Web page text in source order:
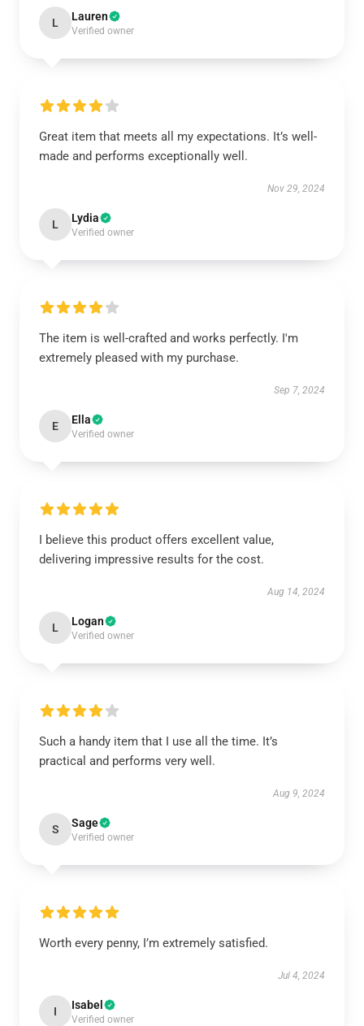
L Lauren
Verified owner
Great item that meets all my expectations. It’s well-
made and performs exceptionally well.
Nov 29, 2024
L Lydia
Verified owner
The item is well-crafted and works perfectly. I'm
extremely pleased with my purchase.
Sep 7, 2024
E Ella
Verified owner
I believe this product offers excellent value,
delivering impressive results for the cost.
Aug 14, 2024
L Logan
Verified owner
Such a handy item that I use all the time. It’s
practical and performs very well.
Aug 9, 2024
S Sage
Verified owner
Worth every penny, I’m extremely satisfied.
Jul 4, 2024
I Isabel
Verified owner